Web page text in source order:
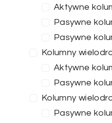
Aktywne
Pasywne
Pasywne
Kolumny
Aktywne
Pasywne
Kolumny
Pasywne